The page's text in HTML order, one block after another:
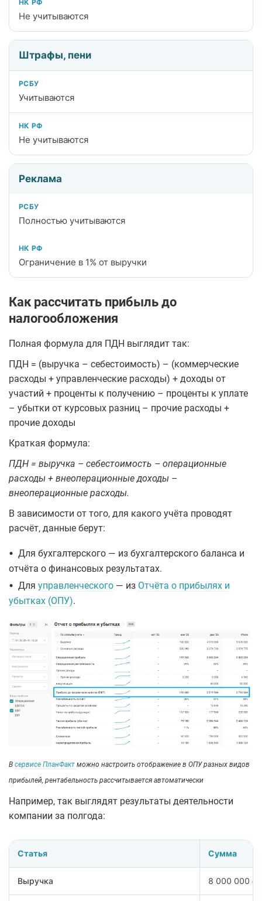
Не учитываются
Штрафы, пени
Учитываются
Не учитываются
Реклама
Полностью учитываются
Ограничение в 1% от выручки
Как рассчитать прибыль до
налогообложения
Полная формула для ПДН выглядит так:
ПДН = (выручка – себестоимость) – (коммерческие
расходы + управленческие расходы) + доходы от
участий + проценты к получению – проценты к уплате
– убытки от курсовых разниц – прочие расходы +
прочие доходы
Краткая формула:
ПДН = выручка – себестоимость – операционные
расходы + внеоперационные доходы –
внеоперационные расходы.
В зависимости от того, для какого учёта проводят
расчёт, данные берут:
• Для бухгалтерского — из бухгалтерского баланса и
отчёта о финансовых результатах.
• Для управленческого — из Отчёта о прибылях и
убытках (ОПУ).
В сервисе ПланФакт можно настроить отображение в ОПУ разных видов
прибылей, рентабельность рассчитывается автоматически
Например, так выглядят результаты деятельности
компании за полгода:
Статья Сумма
Выручка 8 000 000 ₽